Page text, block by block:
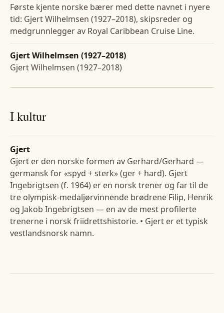
Første kjente norske bærer med dette navnet i nyere
tid: Gjert Wilhelmsen (1927–2018), skipsreder og
medgrunnlegger av Royal Caribbean Cruise Line.
Gjert Wilhelmsen (1927–2018)
Gjert Wilhelmsen (1927–2018)
I kultur
Gjert
Gjert er den norske formen av Gerhard/Gerhard —
germansk for «spyd + sterk» (ger + hard). Gjert
Ingebrigtsen (f. 1964) er en norsk trener og far til de
tre olympisk-medaljørvinnende brødrene Filip, Henrik
og Jakob Ingebrigtsen — en av de mest profilerte
trenerne i norsk friidrettshistorie. • Gjert er et typisk
vestlandsnorsk namn.